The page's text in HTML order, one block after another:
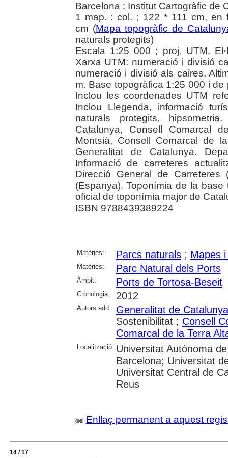
Barcelona : Institut Cartogràfic de
1 map. : col. ; 122 * 111 cm,
cm (Mapa topogràfic de
naturals protegits)
Escala 1:25 000 ; proj. UTM.
Xarxa UTM: numeració i divisió
numeració i divisió als caires.
m. Base topogràfica 1:25 000 i
Inclou les coordenades UTM
Inclou Llegenda, informació
naturals protegits,
Catalunya, Consell Comarcal
Montsià, Consell Comarcal de
Generalitat de Catalunya.
Informació de carreteres
Direcció General de
(Espanya). Toponímia de la
oficial de toponímia major de
ISBN 9788439389224
Matèries: Parcs naturals; Mapes
Matèries: Parc Natural dels Ports
Àmbit: Ports de Tortosa-Beseit
Cronologia: 2012
Autors add.: Generalitat de Catalunya
Sostenibilitat ; Consell
Comarcal de la Terra
Localització: Universitat Autònoma
Barcelona; Universitat
Universitat Central de
Reus
Enllaç permanent a aquest
14 / 17